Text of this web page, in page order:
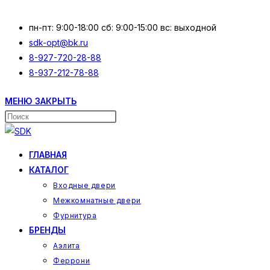
содержимому
пн-пт: 9:00-18:00 сб: 9:00-15:00 вс: выходной
sdk-opt@bk.ru
8-927-720-28-88
8-937-212-78-88
МЕНЮ ЗАКРЫТЬ
Поиск
на
ГЛАВНАЯ
КАТАЛОГ
Входные двери
Межкомнатные двери
Фурнитура
БРЕНДЫ
Аэлита
Феррони